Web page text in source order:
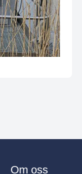
Om oss